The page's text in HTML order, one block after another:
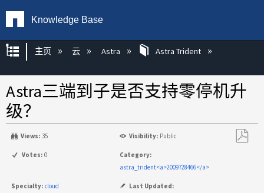
Knowledge Base
扩展/隐缩全局层次
主页 云 Astra Astra Trident
Astra三端到子是否支持零停机升
级？
Views: 35 Visibility: Public
Votes: 0
Category:
astra_trident<a>2009728466</a>
Specialty: cloud
Last Updated: